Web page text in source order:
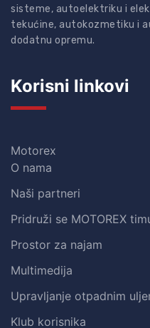
sisteme, autoelektriku i
tekućine, autokozmetiku i
dodatnu opremu.
Korisni linkovi
Motorex
O nama
Naši partneri
Pridruži se MOTOREX
Prostor za najam
Multimedija
Upravljanje otpadnim
Klub korisnika